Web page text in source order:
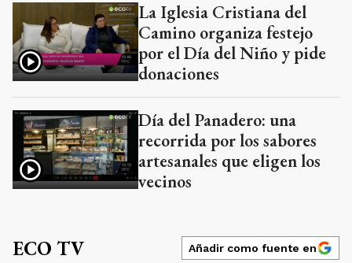
La Iglesia Cristiana del
Camino organiza festejo
por el Día del Niño y pide
donaciones
Día del Panadero: una
recorrida por los sabores
artesanales que eligen los
vecinos
ECO TV Añadir como fuente en